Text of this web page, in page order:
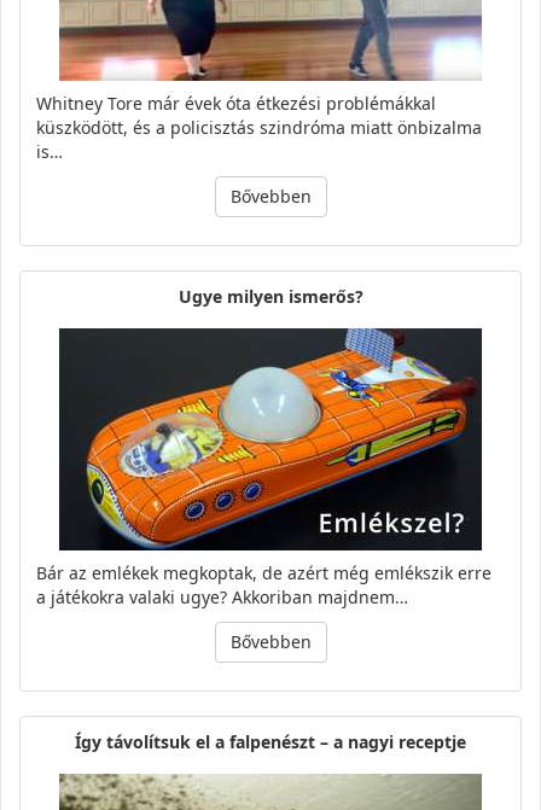
Whitney Tore már évek óta étkezési problémákkal
küszködött, és a policisztás szindróma miatt önbizalma
is…
Bővebben
Ugye milyen ismerős?
Bár az emlékek megkoptak, de azért még emlékszik erre
a játékokra valaki ugye? Akkoriban majdnem…
Bővebben
Így távolítsuk el a falpenészt – a nagyi receptje